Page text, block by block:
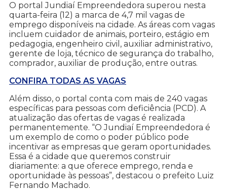
O portal Jundiaí Empreendedora superou nesta
quarta-feira (12) a marca de 4,7 mil vagas de
emprego disponíveis na cidade. As áreas com vagas
incluem cuidador de animais, porteiro, estágio em
pedagogia, engenheiro civil, auxiliar administrativo,
gerente de loja, técnico de segurança do trabalho,
comprador, auxiliar de produção, entre outras.
CONFIRA TODAS AS VAGAS
Além disso, o portal conta com mais de 240 vagas
específicas para pessoas com deficiência (PCD). A
atualização das ofertas de vagas é realizada
permanentemente. “O Jundiaí Empreendedora é
um exemplo de como o poder público pode
incentivar as empresas que geram oportunidades.
Essa é a cidade que queremos construir
diariamente: a que oferece emprego, renda e
oportunidade às pessoas”, destacou o prefeito Luiz
Fernando Machado.